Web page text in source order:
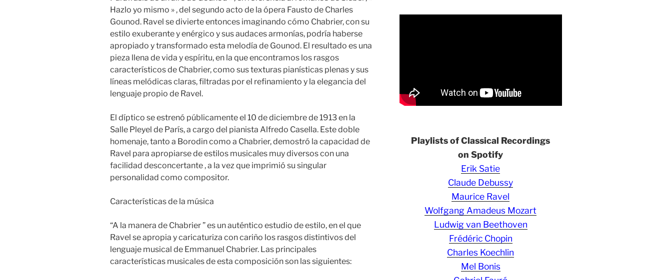
Hazlo yo mismo » , del segundo acto de la ópera Fausto de Charles
Gounod. Ravel se divierte entonces imaginando cómo Chabrier, con su
estilo exuberante y enérgico y sus audaces armonías, podría haberse
apropiado y transformado esta melodía de Gounod. El resultado es una
pieza llena de vida y espíritu, en la que encontramos los rasgos
característicos de Chabrier, como sus texturas pianísticas plenas y sus
líneas melódicas claras, filtradas por el refinamiento y la elegancia del
lenguaje propio de Ravel.
El díptico se estrenó públicamente el 10 de diciembre de 1913 en la
Salle Pleyel de París, a cargo del pianista Alfredo Casella. Este doble
homenaje, tanto a Borodin como a Chabrier, demostró la capacidad de
Ravel para apropiarse de estilos musicales muy diversos con una
facilidad desconcertante , a la vez que imprimió su singular
personalidad como compositor.
Características de la música
“A la manera de Chabrier ” es un auténtico estudio de estilo, en el que
Ravel se apropia y caricaturiza con cariño los rasgos distintivos del
lenguaje musical de Emmanuel Chabrier. Las principales
características musicales de esta composición son las siguientes:
Playlists of Classical Recordings
on Spotify
Erik Satie
Claude Debussy
Maurice Ravel
Wolfgang Amadeus Mozart
Ludwig van Beethoven
Frédéric Chopin
Charles Koechlin
Mel Bonis